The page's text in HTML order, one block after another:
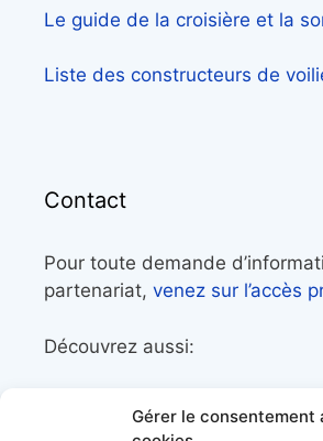
Gérer le consentement
Le guide de la croisière et la
Liste des constructeurs de
Contact
Pour toute demande
partenariat, venez sur l’accès
Découvrez aussi:
librairie maritime